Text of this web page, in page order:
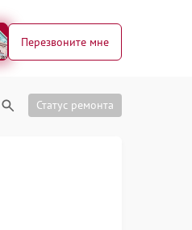
Перезвоните мне
Статус ремонта